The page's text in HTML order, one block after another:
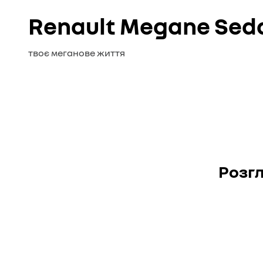
Renault Megane
твоє меганове життя